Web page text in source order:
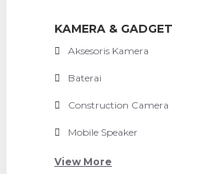
KAMERA & GADGET
Aksesoris Kamera
Baterai
Construction Camera
Mobile Speaker
View More